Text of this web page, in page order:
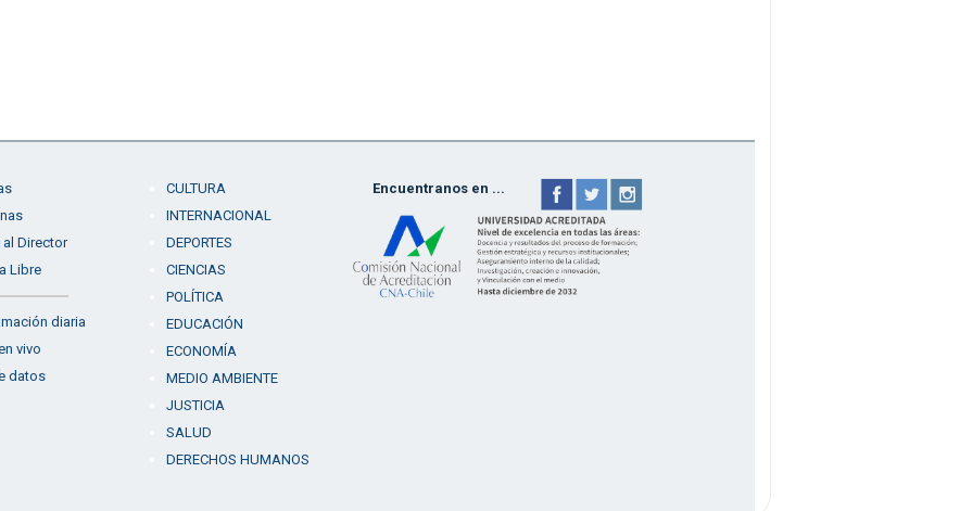
al Director
Libre
diaria
vivo
datos
CULTURA
INTERNACIONAL
DEPORTES
CIENCIAS
POLÍTICA
EDUCACIÓN
ECONOMÍA
MEDIO AMBIENTE
JUSTICIA
SALUD
DERECHOS HUMANOS
Encuentranos en ...